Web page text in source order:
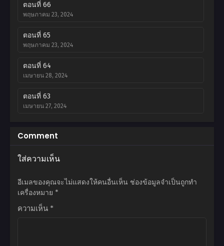
ตอนที่ 66
พฤษภาคม 23, 2024
ตอนที่ 65
พฤษภาคม 23, 2024
ตอนที่ 64
เมษายน 28, 2024
ตอนที่ 63
เมษายน 27, 2024
เมษายน 25, 2024
ตอนที่ 61
ตอนที่ 60
Comment
ใส่ความเห็น
อีเมลของคุณจะไม่แสดงให้คนอื่นเห็น ช่องข้อมูลจำเป็นถูกทำ
เครื่องหมาย *
ความเห็น *